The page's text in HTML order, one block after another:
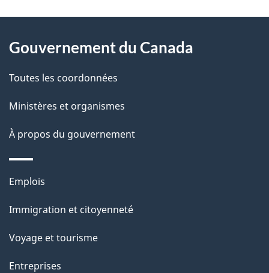
i
l
s
d
e
l
a
p
a
g
propos
de
ce
site
Gouvernement du Canada
Toutes les coordonnées
Ministères et organismes
À propos du gouvernement
Thèmes
sujets
Emplois
Immigration et citoyenneté
Voyage et tourisme
Entreprises